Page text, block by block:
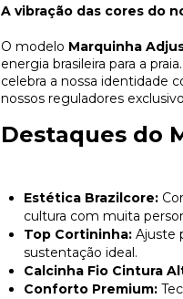
A vibração das cores do
​O modelo Marquinha
energia brasileira para a
celebra a nossa identidade
nossos reguladores
Destaques do
Estética Brazilcore:
cultura com muita
Top Cortininha: Ajuste
sustentação ideal.
Calcinha Fio Cintura
Conforto Premium: